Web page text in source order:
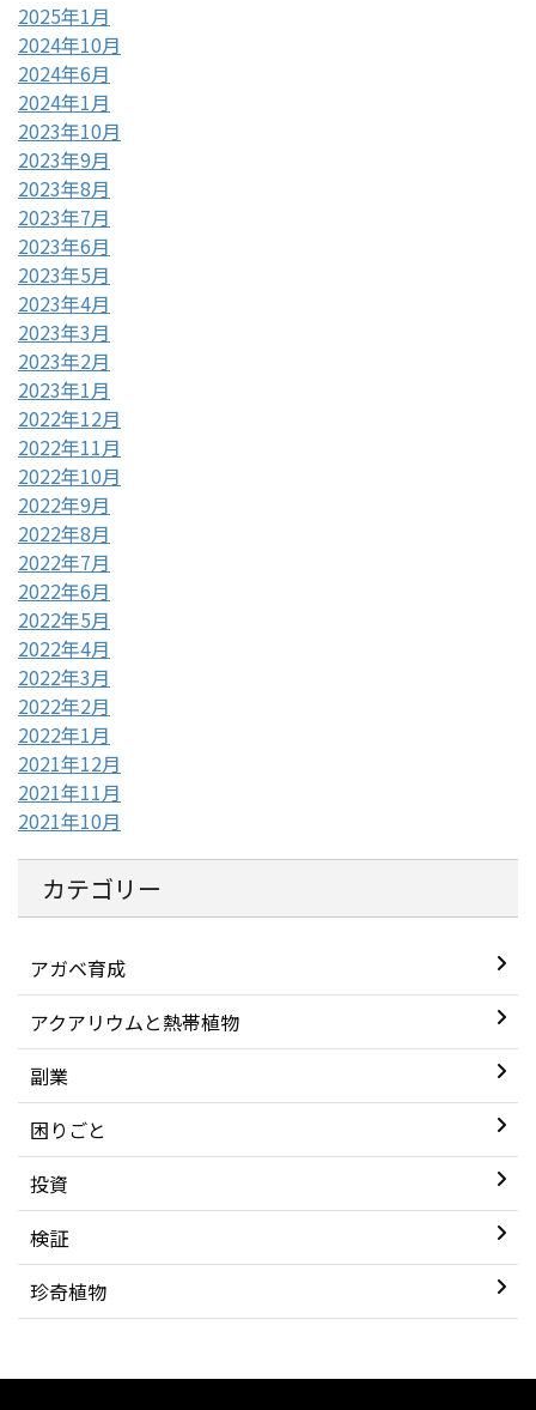
2025年1月
2024年10月
2024年6月
2024年1月
2023年10月
2023年9月
2023年8月
2023年7月
2023年6月
2023年5月
2023年4月
2023年3月
2023年2月
2023年1月
2022年12月
2022年11月
2022年10月
2022年9月
2022年8月
2022年7月
2022年6月
2022年5月
2022年4月
2022年3月
2022年2月
2022年1月
2021年12月
2021年11月
2021年10月
カテゴリー
アガベ育成
アクアリウムと熱帯植物
副業
困りごと
投資
検証
珍奇植物